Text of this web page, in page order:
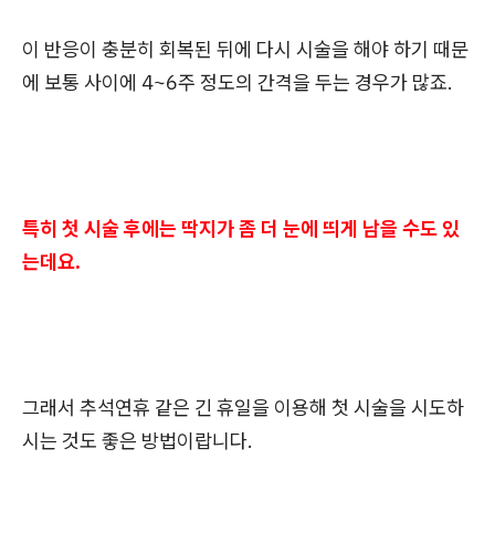
이 반응이 충분히 회복된 뒤에 다시 시술을 해야 하기 때문
에 보통 사이에 4~6주 정도의 간격을 두는 경우가 많죠.
특히 첫 시술 후에는 딱지가 좀 더 눈에 띄게 남을 수도 있
는데요.
그래서 추석연휴 같은 긴 휴일을 이용해 첫 시술을 시도하
시는 것도 좋은 방법이랍니다.